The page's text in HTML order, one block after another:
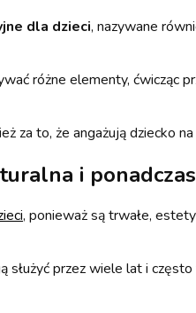
dla dzieci, nazywane
różne elementy, ćwicząc
za to, że angażują dziecko
i
, ponieważ są trwałe,
służyć przez wiele lat i